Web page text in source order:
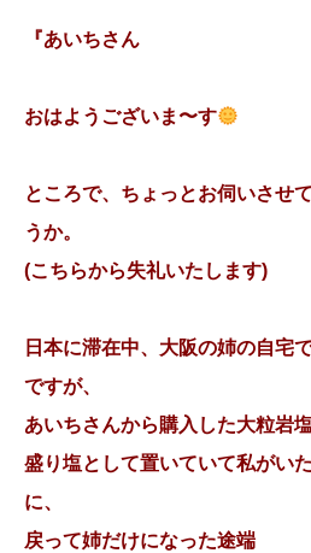
『あいちさん
おはようございま〜す
ところで、ちょっとお伺いさせ
うか。
(こちらから失礼いたします)
日本に滞在中、大阪の姉の自宅
ですが、
あいちさんから購入した大粒岩
盛り塩として置いていて私がい
に、
戻って姉だけになった途端